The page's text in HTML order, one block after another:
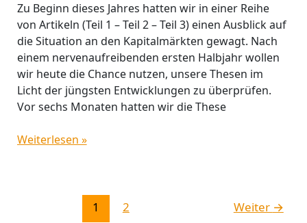
Zu Beginn dieses Jahres hatten wir in einer Reihe
von Artikeln (Teil 1 – Teil 2 – Teil 3) einen Ausblick auf
die Situation an den Kapitalmärkten gewagt. Nach
einem nervenaufreibenden ersten Halbjahr wollen
wir heute die Chance nutzen, unsere Thesen im
Licht der jüngsten Entwicklungen zu überprüfen.
Vor sechs Monaten hatten wir die These
Weiterlesen »
1 2 Weiter →